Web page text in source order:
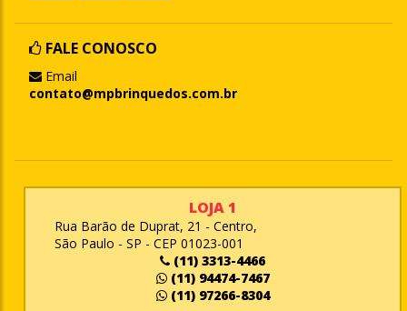
FALE CONOSCO
Email
contato@mpbrinquedos.com.br
LOJA 1
Rua Barão de Duprat, 21 - Centro,
São Paulo - SP - CEP 01023-001
(11) 3313-4466
(11) 94474-7467
(11) 97266-8304